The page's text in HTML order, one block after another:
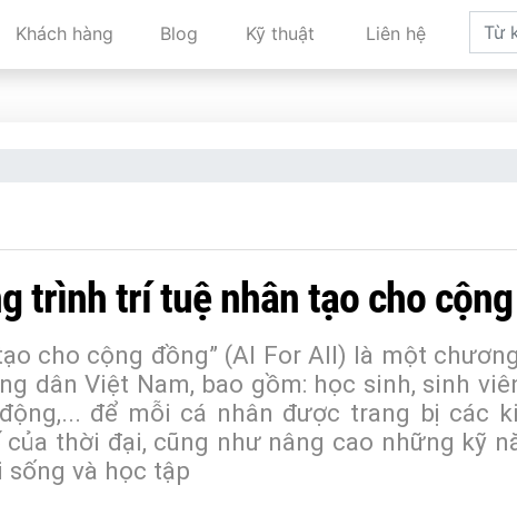
Khách hàng Blog Kỹ thuật Liên hệ
trình trí tuệ nhân tạo cho
cho cộng đồng” (AI For All) là một
dân Việt Nam, bao gồm: học sinh, sinh
để mỗi cá nhân được trang bị các
thời đại, cũng như nâng cao những kỹ
sống và học tập